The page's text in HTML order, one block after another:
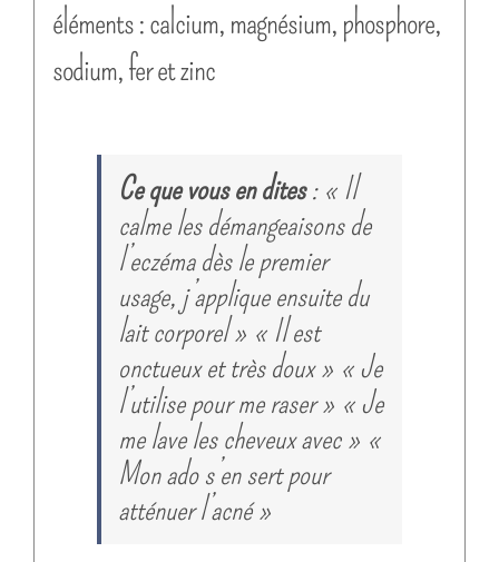
éléments : calcium, magnésium, phosphore,
sodium, fer et zinc
Ce que vous en dites: « Il
calme les démangeaisons de
l’eczéma dès le premier
usage, j’applique ensuite du
lait corporel » « Il est
onctueux et très doux » « Je
l’utilise pour me raser » « Je
me lave les cheveux avec » «
Mon ado s’en sert pour
atténuer l’acné »